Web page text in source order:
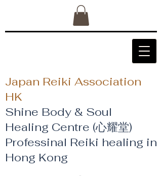
Japan Reiki Association
HK
Shine Body & Soul
Healing Centre (心耀堂)
​Professinal Reiki healing in
Hong Kong